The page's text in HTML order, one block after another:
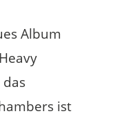
Album
ist